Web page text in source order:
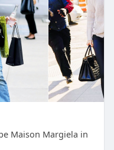
Maison Margiela in